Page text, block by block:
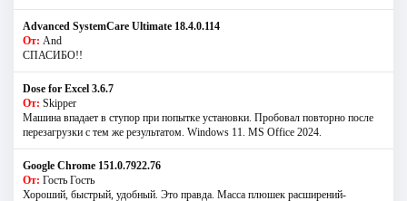
Advanced SystemCare Ultimate 18.4.0.114
От: And
СПАСИБО!!
Dose for Excel 3.6.7
От: Skipper
Машина впадает в ступор при попытке установки. Пробовал повторно после
перезагрузки с тем же результатом. Windows 11. MS Offiсe 2024.
Google Chrome 151.0.7922.76
От: Гость Гость
Хороший, быстрый, удобный. Это правда. Масса плюшек расширений-